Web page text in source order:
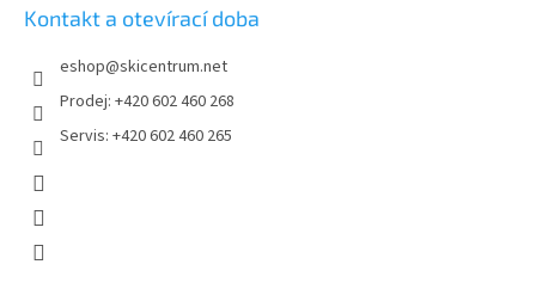
Kontakt a otevírací doba
eshop@skicentrum.net
Prodej: +420 602 460 268
Servis: +420 602 460 265